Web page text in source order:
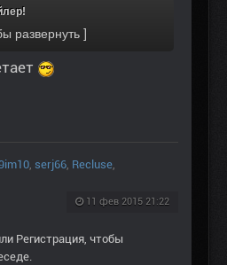
, serj66, Recluse,
11 фев 2015 21:22
Регистрация, чтобы